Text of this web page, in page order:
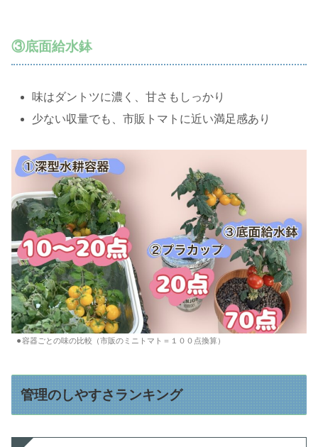
③底面給水鉢
味はダントツに濃く、甘さもしっかり
少ない収量でも、市販トマトに近い満足感あり
⚫︎容器ごとの味の比較（市販のミニトマト＝１００点換算）
管理のしやすさランキング